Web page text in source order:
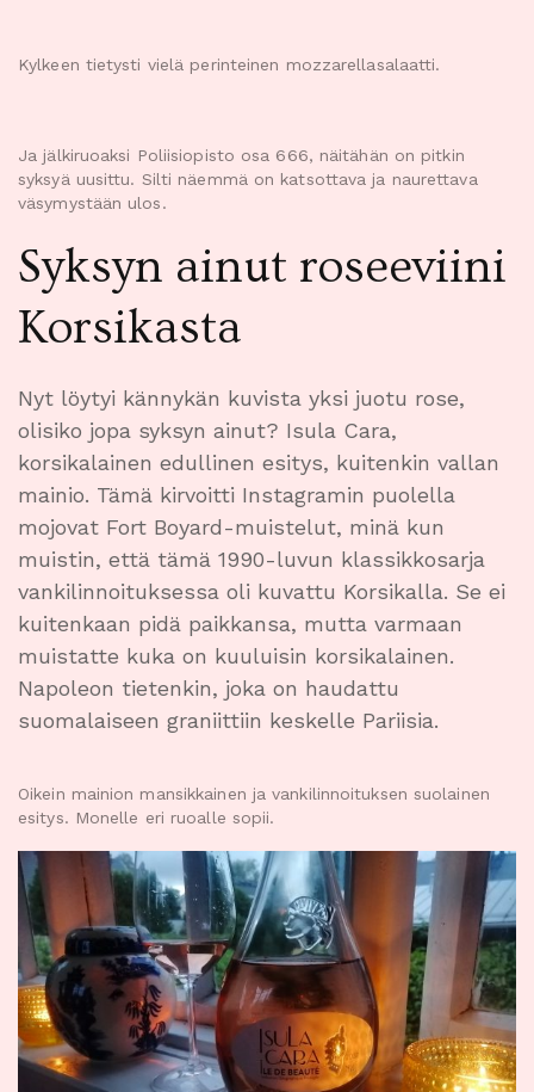
Kylkeen tietysti vielä perinteinen mozzarellasalaatti.
Ja jälkiruoaksi Poliisiopisto osa 666, näitähän on pitkin
syksyä uusittu. Silti näemmä on katsottava ja naurettava
väsymystään ulos.
Syksyn ainut roseeviini
Korsikasta
Nyt löytyi kännykän kuvista yksi juotu rose,
olisiko jopa syksyn ainut? Isula Cara,
korsikalainen edullinen esitys, kuitenkin vallan
mainio. Tämä kirvoitti Instagramin puolella
mojovat Fort Boyard-muistelut, minä kun
muistin, että tämä 1990-luvun klassikkosarja
vankilinnoituksessa oli kuvattu Korsikalla. Se ei
kuitenkaan pidä paikkansa, mutta varmaan
muistatte kuka on kuuluisin korsikalainen.
Napoleon tietenkin, joka on haudattu
suomalaiseen graniittiin keskelle Pariisia.
Oikein mainion mansikkainen ja vankilinnoituksen suolainen
esitys. Monelle eri ruoalle sopii.